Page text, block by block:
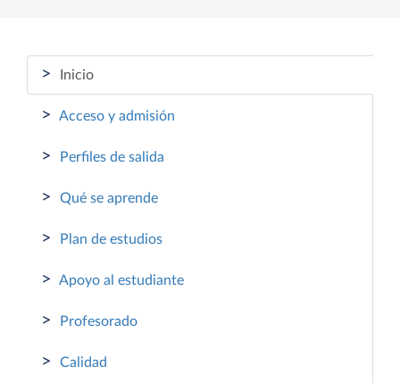
> Inicio
> Acceso y admisión
> Perfiles de salida
> Qué se aprende
> Plan de estudios
> Apoyo al estudiante
> Profesorado
> Calidad